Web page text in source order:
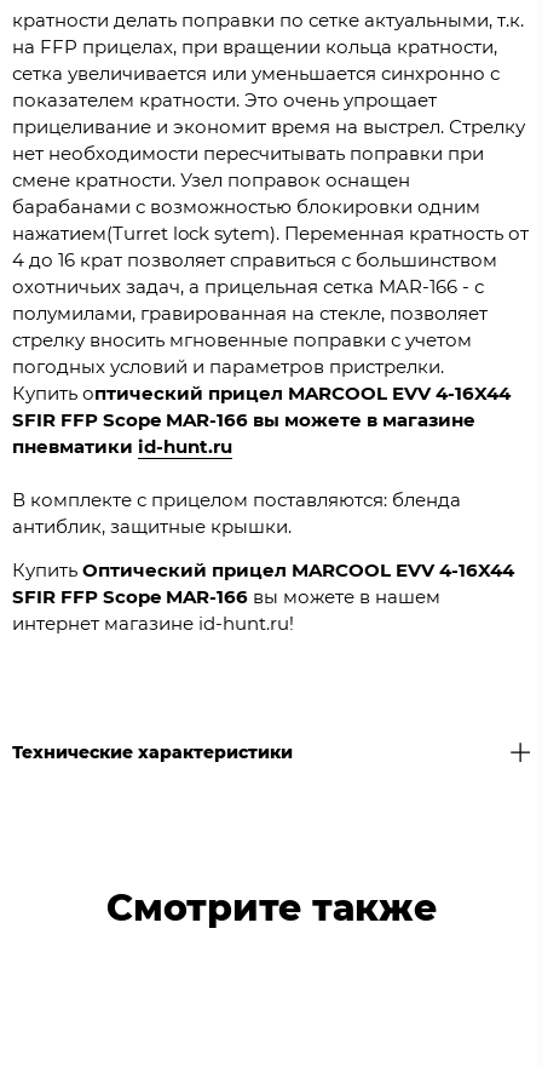
кратности делать поправки по сетке актуальными, т.к.
на FFP прицелах, при вращении кольца кратности,
сетка увеличивается или уменьшается синхронно с
показателем кратности. Это очень упрощает
прицеливание и экономит время на выстрел. Стрелку
нет необходимости пересчитывать поправки при
смене кратности. Узел поправок оснащен
барабанами с возможностью блокировки одним
нажатием(Turret lock sytem). Переменная кратность от
4 до 16 крат позволяет справиться с большинством
охотничьих задач, а прицельная сетка MAR-166 - с
полумилами, гравированная на стекле, позволяет
стрелку вносить мгновенные поправки с учетом
погодных условий и параметров пристрелки.
Купить оптический прицел MARCOOL EVV4-16X44
SFIR FFP Scope MAR-166 вы можете в магазине
пневматики id-hunt.ru
В комплекте с прицелом поставляются: бленда
антиблик, защитные крышки.
Купить Оптический прицел MARCOOL EVV 4-16X44
SFIR FFP Scope MAR-166 вы можете в нашем
интернет магазине id-hunt.ru!
Технические характеристики
Смотрите также